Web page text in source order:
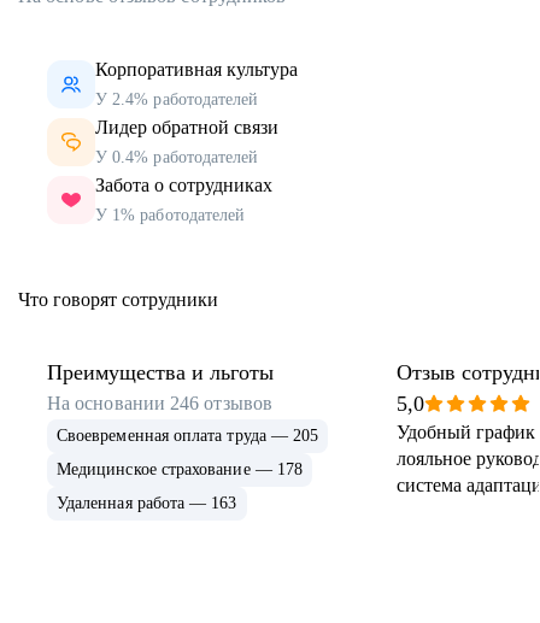
Корпоративная культура
У 2.4% работодателей
Лидер обратной связи
У 0.4% работодателей
Забота о сотрудниках
У 1% работодателей
Что говорят сотрудники
Преимущества и льготы
На основании 246 отзывов
Своевременная оплата труда — 205
Медицинское страхование — 178
Удаленная работа — 163
Отзыв
5,0
Удобный график
лояльное
система